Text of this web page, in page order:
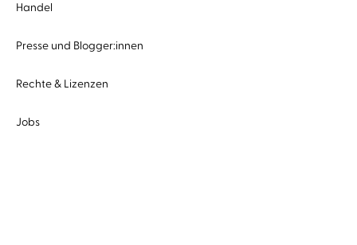
Handel
Presse und Blogger:innen
Rechte & Lizenzen
Jobs